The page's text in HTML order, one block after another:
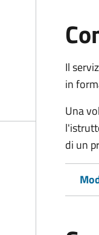
Il
in
Una
di un